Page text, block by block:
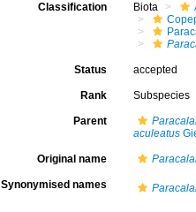
Classification Biota
Status accepted
Rank Subspecies
Parent
aculeatus
Original name
Synonymised names